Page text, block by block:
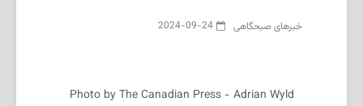
‌خبرهای صبحگاهی 2024-09-24
Photo by The Canadian Press - Adrian Wyld